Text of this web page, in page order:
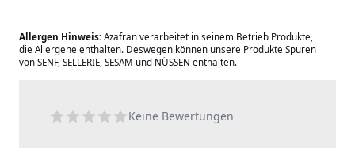
Allergen Hinweis: Azafran verarbeitet in seinem Betrieb Produkte,
die Allergene enthalten. Deswegen können unsere Produkte Spuren
von SENF, SELLERIE, SESAM und NÜSSEN enthalten.
Keine Bewertungen